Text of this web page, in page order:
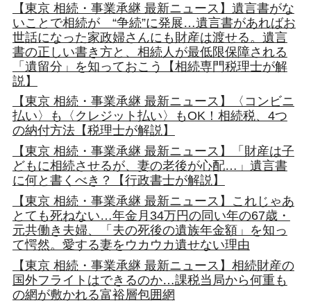
【東京 相続・事業承継 最新ニュース】遺言書がな
いことで相続が “争続”に発展…遺言書があればお
世話になった家政婦さんにも財産は渡せる。遺言
書の正しい書き方と、相続人が最低限保障される
「遺留分」を知っておこう【相続専門税理士が解
説】
【東京 相続・事業承継 最新ニュース】〈コンビニ
払い〉も〈クレジット払い〉もOK！相続税、4つ
の納付方法【税理士が解説】
【東京 相続・事業承継 最新ニュース】「財産は子
どもに相続させるが、妻の老後が心配…」遺言書
に何と書くべき？【行政書士が解説】
【東京 相続・事業承継 最新ニュース】これじゃあ
とても死ねない…年金月34万円の同い年の67歳・
元共働き夫婦、「夫の死後の遺族年金額」を知っ
て愕然。愛する妻をウカウカ遺せない理由
【東京 相続・事業承継 最新ニュース】相続財産の
国外フライトはできるのか…課税当局から何重も
の網が敷かれる富裕層包囲網